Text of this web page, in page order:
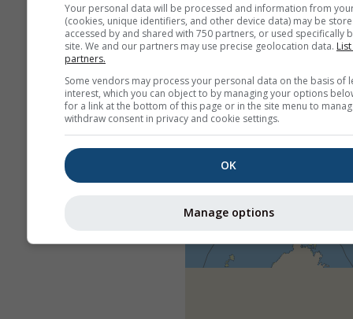
Your personal data will be processed and information from
(cookies, unique identifiers, and other device data) may be
accessed by and shared with 750 partners, or used specifically
site. We and our partners may use precise geolocation data.
partners.
Some vendors may process your personal data on the basis of
interest, which you can object to by managing your options
for a link at the bottom of this page or in the site menu to
withdraw consent in privacy and cookie settings.
OK
Manage options